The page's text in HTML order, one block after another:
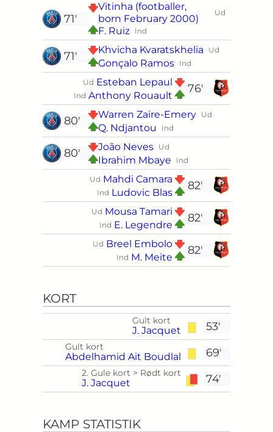
Ud
Vitinha (footballer,
born February 2000)
Ind
F. Ruiz
71'
Ud
Khvicha Kvaratskhelia
Ind
Gonçalo Ramos
71'
76'
Ud Esteban Lepaul
Ind Anthony Rouault
Ud
Warren Zaïre-Emery
Ind
Q. Ndjantou
80'
Ud
João Neves
Ind
Ibrahim Mbaye
80'
82'
Ud Mahdi Camara
Ind Ludovic Blas
82'
Ud Mousa Tamari
Ind E. Legendre
82'
Ud Breel Embolo
Ind M. Meite
KORT
53'
Gult kort
J. Jacquet
69'
Gult kort
Abdelhamid Ait Boudlal
74'
2. Gule kort > Rødt kort
J. Jacquet
KAMP STATISTIK